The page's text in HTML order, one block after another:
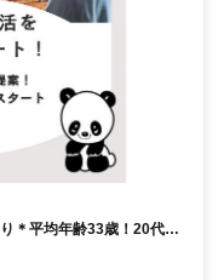
＊平均年齢33歳！20代の